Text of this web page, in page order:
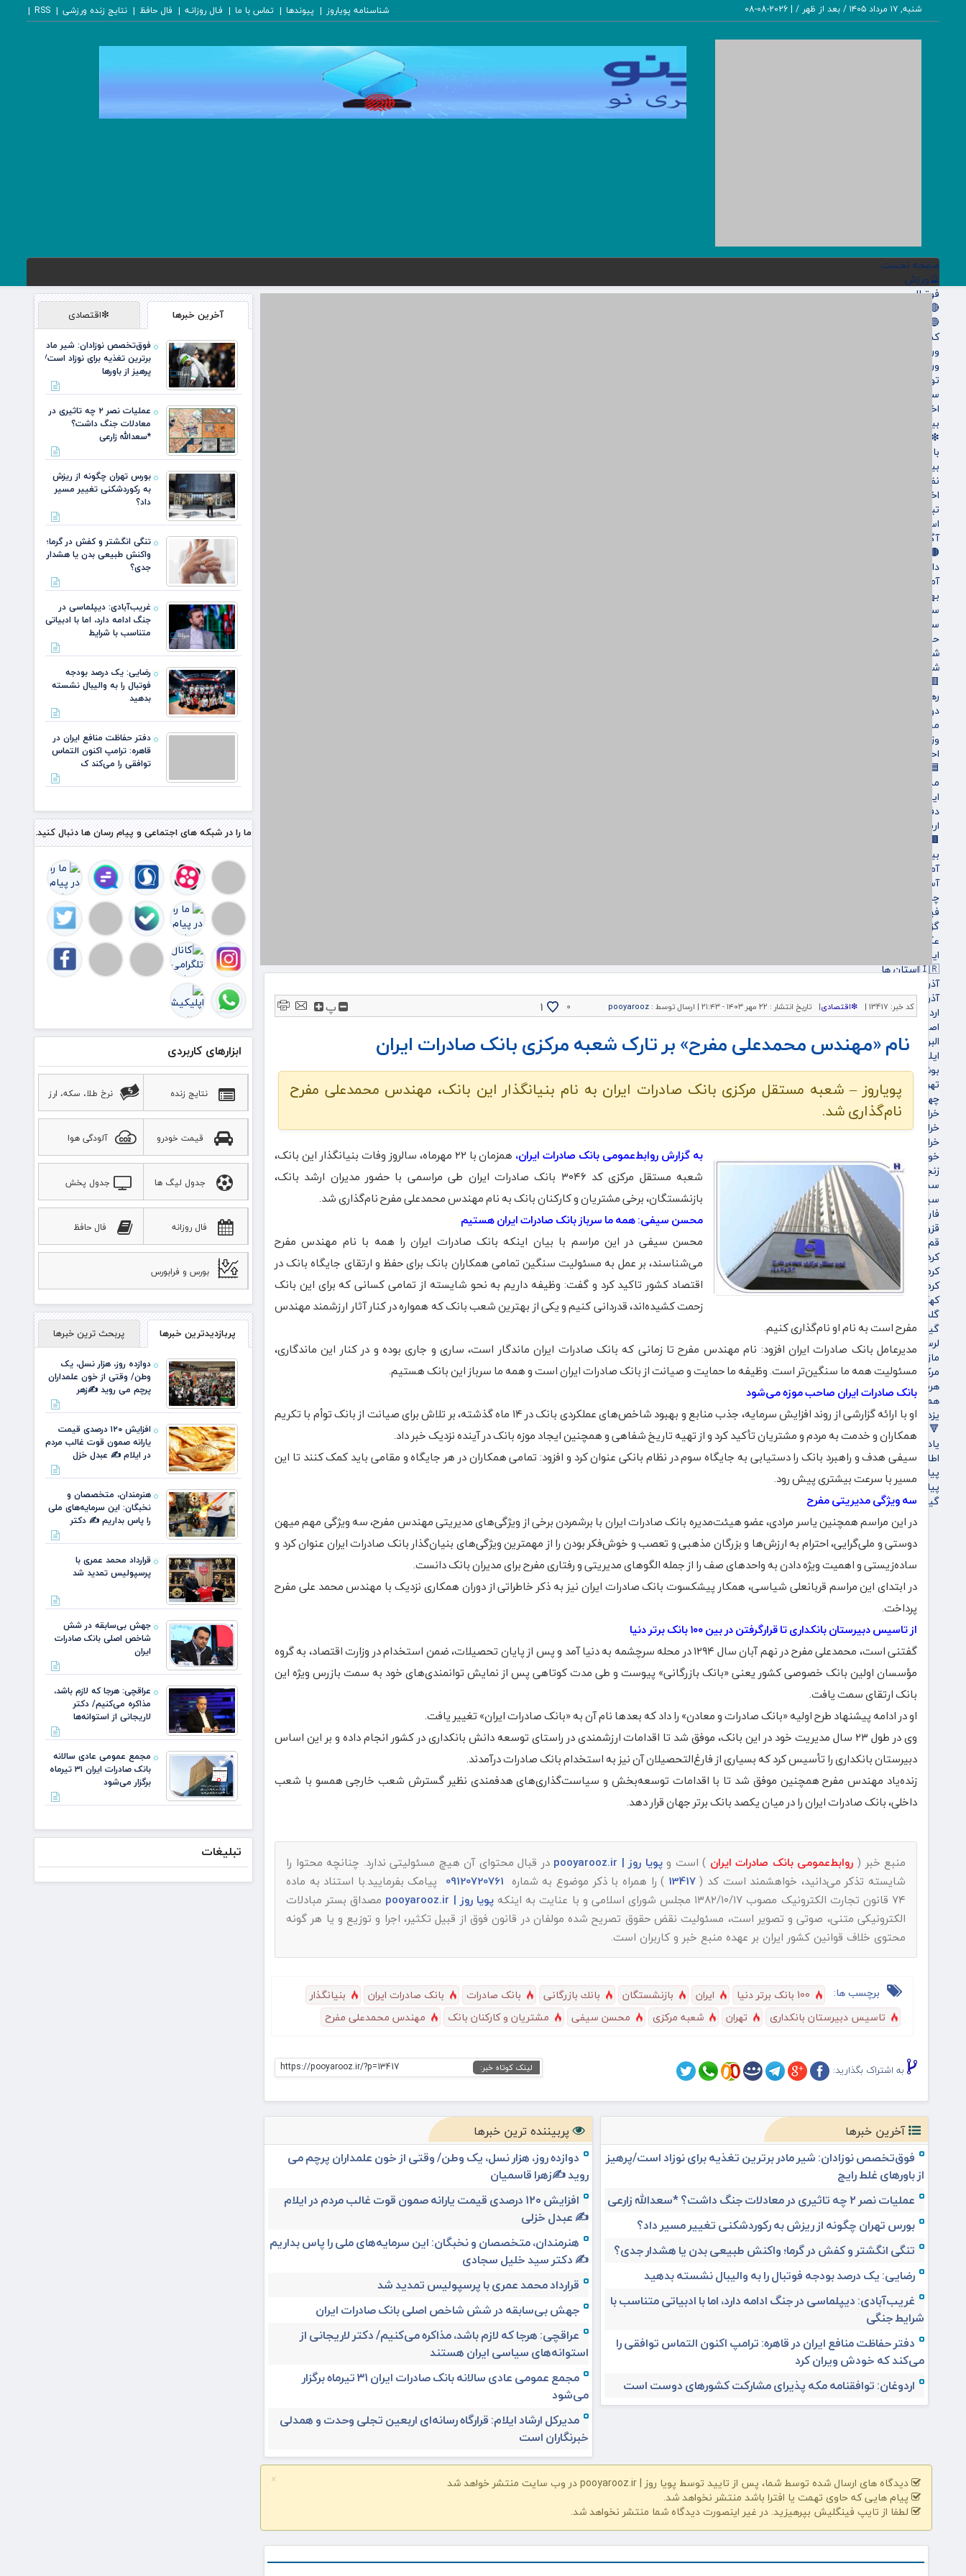
شنبه, ۱۷ مرداد ۱۴۰۵ / بعد از ظهر / |
2026-08-08 شناسنامه پویاروز پیوندها تماس با ما فـال روزانـه فال حافظ نتایج زنده ورزشی RSS
صفحه نخست
🔮ورزش
فوتبال
🔴باشگاه پرسپولیس
🔵باشگاه استقلال
کشتی و وزنه‌برداری
ورزشهای رزمی
ورزش زنان
توپ و تور
سایر حوزه ها
اخبار روز
بین الملل
❇اقتصادی
بانک ها
بیمه ها
نفت و انرژی
اخبار بورس
تبیلغات
استخدام
آگهی های دولتی
🟤جامعه
دانشگاه
آموزش و پرورش
بهداشت و درمان
سلامت
سبک زندگی
حوادث، انتظامی
شهرداری و شورای شهر
شهری و رفاهی
🟥سیاسی
رهبر انقلاب
دولت
مجلس
وزارت امور خارجه
احزاب و تشکلها
🟦فرهنگ و هنر
مذهبی
ایثار و شهادت
دفاع مقدس
اربعین
🟫جهان
بین الملل
آمریکا و اروپاه
آسیای غربی
چندرسانه‌ای
فیلم
گزارش تصویری
عکس
اینفوگرافی
🇮🇷استان ها
آذربایجان شرقی
آذربایجان غربی
اردبیل
اصفهان
البرز
ایلام
بوشهر
تهران
چهارمحال و بختیاری
خراسان جنوبی
خراسان رضوی
خراسان شمالی
خوزستان
زنجان
سمنان
سیستان و بلوچستان
فارس
قزوین
قم
کردستان
کرمان
کرمانشاه
کهگیلویه و بویراحمد
گلستان
گیلان
لرستان
مازندران
مرکزی
هرمزگان
همدان
یزد
🔻پویاروز
یادداشت پویاروز
اطلاعیه
پیام تبریک پویاروز
پیام تسلیت پویاروز
گیشه روزنامه ها
کد خبر: 13417 | ❇اقتصادی| تاریخ انتشار : ۲۲ مهر ۱۴۰۳ - ۲۱:۴۳ | ارسال توسط : pooyarooz ۰ 1 پ
نام «مهندس محمدعلی مفرح» بر تارک شعبه مرکزی بانک صادرات ایران
پویاروز – شعبه مستقل مرکزی بانک صادرات ایران به نام بنیانگذار این بانک، مهندس محمدعلی مفرح
نام‌گذاری شد.
به گزارش روابط‌عمومی بانک صادرات ایران،
همزمان با ۲۲ مهرماه، سالروز وفات بنیانگذار این بانک،
شعبه مستقل مرکزی کد ۳۰۴۶ بانک صادرات ایران طی مراسمی با حضور مدیران ارشد بانک،
بازنشستگان، برخی مشتریان و کارکنان بانک به نام مهندس محمدعلی مفرح نام‌گذاری شد.
محسن سیفی: همه ما سرباز بانک صادرات ایران هستیم
محسن سیفی در این مراسم با بیان اینکه بانک صادرات ایران را همه با نام مهندس مفرح
می‌شناسند، بر عمل به مسئولیت سنگین تمامی همکاران بانک برای حفظ و ارتقای جایگاه بانک در
اقتصاد کشور تاکید کرد و گفت: وظیفه داریم به نحو شایسته از تمامی کسانی که برای این بانک
زحمت کشیده‌اند، قدردانی کنیم و یکی از بهترین شعب بانک که همواره در کنار آثار ارزشمند مهندس
مفرح است به نام او نام‌گذاری کنیم.
مدیرعامل بانک صادرات ایران افزود: نام مهندس مفرح تا زمانی که بانک صادرات ایران ماندگار است، ساری و جاری بوده و در کنار این ماندگاری،
مسئولیت همه ما سنگین‌تر است. وظیفه ما حمایت و صیانت از بانک صادرات ایران است و همه ما سرباز این بانک هستیم.
بانک صادرات ایران صاحب موزه می‌شود
او با ارائه گزارشی از روند افزایش سرمایه، جذب منابع و بهبود شاخص‌های عملکردی بانک در ۱۴ ماه گذشته، بر تلاش برای صیانت از بانک توأم با تکریم
همکاران و خدمت به مردم و مشتریان تأکید کرد و از تهیه تاریخ شفاهی و همچنین ایجاد موزه بانک در آینده نزدیک خبر داد.
سیفی هدف و راهبرد بانک را دستیابی به جایگاه سوم در نظام بانکی عنوان کرد و افزود: تمامی همکاران در هر جایگاه و مقامی باید کمک کنند تا این
مسیر با سرعت بیشتری پیش رود.
سه ویژگی مدیریتی مفرح
در این مراسم همچنین یاسر مرادی، عضو هیئت‌مدیره بانک صادرات ایران با برشمردن برخی از ویژگی‌های مدیریتی مهندس مفرح، سه ویژگی مهم میهن
دوستی و ملی‌گرایی، احترام به ارزش‌ها و بزرگان مذهبی و تعصب و خوش‌فکر بودن را از مهمترین ویژگی‌های بنیان‌گذار بانک صادرات ایران عنوان کرد و
ساده‌زیستی و اهمیت ویژه دادن به واحدهای صف را از جمله الگوهای مدیریتی و رفتاری مفرح برای مدیران بانک دانست.
در ابتدای این مراسم قربانعلی شیاسی، همکار پیشکسوت بانک صادرات ایران نیز به ذکر خاطراتی از دوران همکاری نزدیک با مهندس محمد علی مفرح
پرداخت.
از تاسیس دبیرستان بانکداری تا قرارگرفتن در بین ۱۰۰ بانک برتر دنیا
گفتنی است، محمدعلى مفرح در نهم آبان سال ۱۲۹۴ در محله سرچشمه به دنیا آمد و پس از پایان تحصیلات، ضمن استخدام در وزارت اقتصاد، به گروه
مؤسسان اولین بانک خصوصى کشور یعنى «بانک بازرگانى» پیوست و طى مدت کوتاهى پس از نمایش توانمندى‌هاى خود به سمت بازرس ویژه این
بانک ارتقاى سمت یافت.
او در ادامه پیشنهاد طرح اولیه «بانک صادرات و معادن» را داد که بعدها نام آن به «بانک صادرات ایران» تغییر یافت.
وی در طول ۲۳ سال مدیریت خود در این بانک، موفق شد تا اقدامات ارزشمندی در راستای توسعه دانش بانکداری در کشور انجام داده و بر این اساس
دبیرستان بانکداری را تأسیس کرد که بسیاری از فارغ‌التحصیلان آن نیز به استخدام بانک صادرات درآمدند.
زنده‌یاد مهندس مفرح همچنین موفق شد تا با اقدامات توسعه‌بخش و سیاست‌گذاری‌های هدفمندی نظیر گسترش شعب خارجی همسو با شعب
داخلی، بانک صادرات ایران را در میان یکصد بانک برتر جهان قرار دهد.
منبع خبر ( روابط‌عمومی بانک صادرات ایران ) است وپویا روز | pooyarooz.ir
در قبال محتوای آن هیچ مسئولیتی ندارد. چنانچه محتوا را
شایسته تذکر می‌دانید، خواهشمند است کد (13417 ) را همراه با ذکر موضوع به شماره
پیامک بفرمایید.با استناد به ماده
۷۴ قانون تجارت الکترونیک مصوب ۱۳۸۲/۱۰/۱۷ مجلس شورای اسلامی و با عنایت به اینکه
پویا روز | pooyarooz.ir
مصداق بستر مبادلات
الکترونیکی متنی، صوتی و تصویر است، مسئولیت نقض حقوق تصریح شده مولفان در قانون فوق از قبیل تکثیر، اجرا و توزیع و یا هر گونه
محتوی خلاف قوانین کشور ایران بر عهده منبع خبر و کاربران است.
برچسب ها: 100 بانک برتر دنیا ایران بازنشستگان بانك بازرگانى بانک صادرات بانک صادرات ایران
بنیانگذار
تاسيس دبيرستان بانکداری
تهران شعبه مرکزی محسن سیفی مشتریان و کارکنان بانک مهندس محمدعلی مفرح
به اشتراک بگذارید: لینک کوتاه خبر: https://pooyarooz.ir/?p=13417
آخرین خبرها
فوق‌تخصص نوزادان: شیر مادر برترین تغذیه برای نوزاد است/پرهیز
از باورهای غلط رایج
عملیات نصر ۲ چه تاثیری در معادلات جنگ داشت؟ *سعدالله زارعی
بورس تهران چگونه از ریزش به رکوردشکنی تغییر مسیر داد؟
تنگی انگشتر و کفش در گرما؛ واکنش طبیعی بدن یا هشدار جدی؟
رضایی: یک درصد بودجه فوتبال را به والیبال نشسته بدهید
غریب‌آبادی: دیپلماسی در جنگ ادامه دارد، اما با ادبیاتی متناسب با
شرایط جنگی
دفتر حفاظت منافع ایران در قاهره: ترامپ اکنون التماس توافقی را
می‌کند که خودش ویران کرد
اردوغان: توافقنامه مکه پذیرای مشارکت کشورهای دوست است
پربیننده ترین خبرها
دوازده روز، هزار نسل، یک وطن/ وقتی از خون علمداران پرچم می
روید ✍️زهرا قاسمیان
افزایش ۱۲۰ درصدی قیمت یارانه صمون قوت غالب مردم در ایلام
✍️ عبدل خزلی
هنرمندان، متخصصان و نخبگان: این سرمایه‌های ملی را پاس بداریم
✍️ دکتر سید خلیل سجادی
قرارداد محمد عمری با پرسپولیس تمدید شد
جهش بی‌سابقه در شش شاخص اصلی بانک صادرات ایران
عراقچی: هرجا که لازم باشد، مذاکره می‌کنیم/ دکتر لاریجانی از
استوانه‌های سیاسی ایران هستند
مجمع عمومی عادی سالانه بانک صادرات ایران ۳۱ تیرماه برگزار
می‌شود
مدیرکل ارشاد ایلام: قرارگاه رسانه‌ای اربعین تجلی وحدت و همدلی
خبرنگاران است
×
دیدگاه های ارسال شده توسط شما، پس از تایید توسط پویا روز | pooyarooz.ir در وب سایت منتشر خواهد شد
پیام هایی که حاوی تهمت یا افترا باشد منتشر نخواهد شد.
لطفا از تایپ فینگلیش بپرهیزید. در غیر اینصورت دیدگاه شما منتشر نخواهد شد.
آخرین خبرها ❇اقتصادی
فوق‌تخصص نوزادان: شیر مادر
برترین تغذیه برای نوزاد است/
پرهیز از باورها
عملیات نصر ۲ چه تاثیری در
معادلات جنگ داشت؟
*سعدالله زارعی
بورس تهران چگونه از ریزش
به رکوردشکنی تغییر مسیر
داد؟
تنگی انگشتر و کفش در گرما؛
واکنش طبیعی بدن یا هشدار
جدی؟
غریب‌آبادی: دیپلماسی در
جنگ ادامه دارد، اما با ادبیاتی
متناسب با شرایط
رضایی: یک درصد بودجه
فوتبال را به والیبال نشسته
بدهید
دفتر حفاظت منافع ایران در
قاهره: ترامپ اکنون التماس
توافقی را می‌کند ک
ما را در شبکه های اجتماعی و پیام رسان ها دنبال کنید.
ابزارهای کاربردی
نتایج زنده نرخ طلا، سکه، ارز
قیمت خودرو آلودگی هوا
جدول لیگ ها
جدول پخش
ورزشی
فال روزانه
فال حافظ
بورس و فرابورس
پربازدیدترین خبرها پربحث ترین خبرها
دوازده روز، هزار نسل، یک
وطن/ وقتی از خون علمداران
پرچم می روید ✍️زهر
افزایش ۱۲۰ درصدی قیمت
یارانه صمون قوت غالب مردم
در ایلام ✍️ عبدل خزل
هنرمندان، متخصصان و
نخبگان: این سرمایه‌های ملی
را پاس بداریم ✍️ دکتر
قرارداد محمد عمری با
پرسپولیس تمدید شد
جهش بی‌سابقه در شش
شاخص اصلی بانک صادرات
ایران
عراقچی: هرجا که لازم باشد،
مذاکره می‌کنیم/ دکتر
لاریجانی از استوانه‌ها
مجمع عمومی عادی سالانه
بانک صادرات ایران ۳۱ تیرماه
برگزار می‌شود
تبلیغات